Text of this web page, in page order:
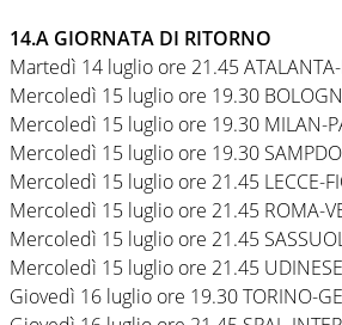
14.A GIORNATA DI RITORNO
Martedì 14 luglio ore 21.45 ATALANTA-
Mercoledì 15 luglio ore 19.30
Mercoledì 15 luglio ore 19.30 MILAN-
Mercoledì 15 luglio ore 19.30
Mercoledì 15 luglio ore 21.45 LECCE-
Mercoledì 15 luglio ore 21.45 ROMA-
Mercoledì 15 luglio ore 21.45
Mercoledì 15 luglio ore 21.45
Giovedì 16 luglio ore 19.30 TORINO-